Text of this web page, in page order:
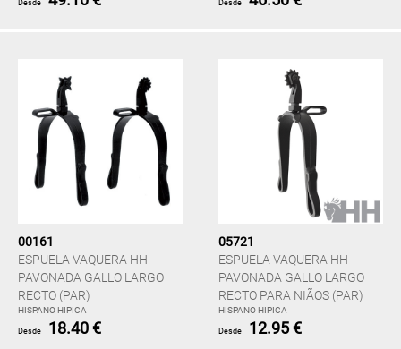
Desde Desde
00161
ESPUELA VAQUERA HH
PAVONADA GALLO LARGO
RECTO (PAR)
HISPANO HIPICA
Desde 18.40 €
05721
ESPUELA VAQUERA HH
PAVONADA GALLO LARGO
RECTO PARA NIÃOS (PAR)
HISPANO HIPICA
Desde 12.95 €